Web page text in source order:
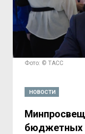
Фото: © ТАСС
НОВОСТИ
бюджетных